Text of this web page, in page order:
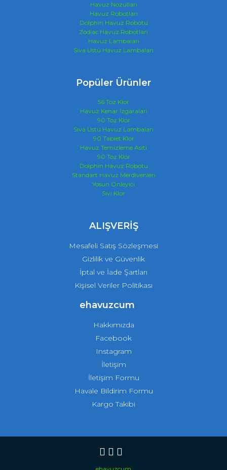
Havuz Nozulları
Havuz Robotları
Dolphin Havuz Robotu
Zodiac Havuz Robotları
Havuz Lambaları
Sıva Üstü Havuz Lambaları
Popüler Ürünler
56 Toz Klor
Havuz Kenar Izgaraları
90 Toz Klor
Sıva Üstü Havuz Lambaları
90 Tablet Klor
Havuz Temizleme Asiti
90 Toz Klor
Dolphin Havuz Robotu
Standart Havuz Merdivenleri
Yosun Önleyici
Sıvı Klor
ALIŞVERİŞ
Mesafeli Satış Sözleşmesi
Gizlilik ve Güvenlik
İptal ve İade Şartları
Kişisel Veriler Politikası
ehavuzcum
Hakkımızda
Facebook
Instagram
İletişim
İletişim Formu
Havale Bildirim Formu
Kargo Takibi